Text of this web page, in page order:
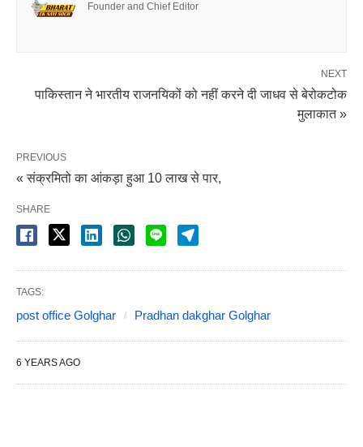
Founder and Chief Editor
NEXT
पाकिस्तान ने भारतीय राजनयिकों को नहीं करने दी जाधव से बेरोकटोक
मुलाकात »
PREVIOUS
« संक्रमितो का आंकड़ा हुआ 10 लाख से पार,
SHARE
TAGS:
post office Golghar Pradhan dakghar Golghar
6 YEARS AGO